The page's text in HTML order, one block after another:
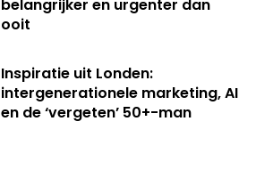
belangrijker en urgenter dan
ooit
Inspiratie uit Londen:
intergenerationele marketing, AI
en de ‘vergeten’ 50+-man